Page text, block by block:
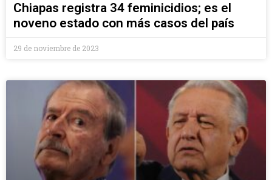
Chiapas registra 34 feminicidios; es el
noveno estado con más casos del país
29 de noviembre de 2023